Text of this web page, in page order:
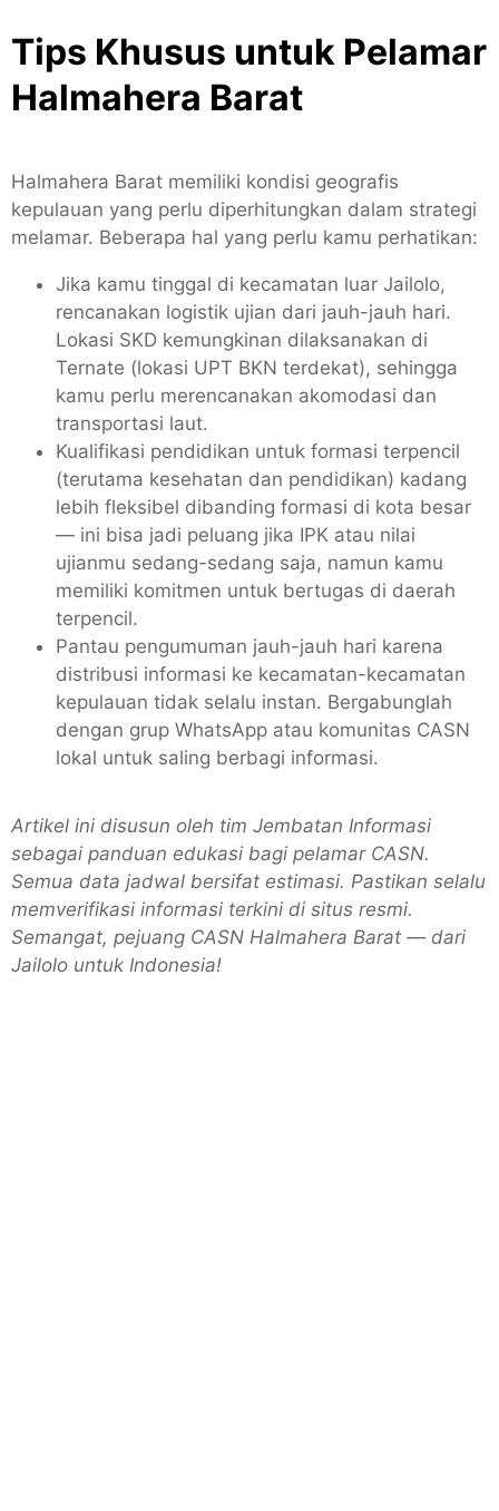
Tips Khusus untuk Pelamar
Halmahera Barat
Halmahera Barat memiliki kondisi geografis
kepulauan yang perlu diperhitungkan dalam strategi
melamar. Beberapa hal yang perlu kamu perhatikan:
Jika kamu tinggal di kecamatan luar Jailolo,
rencanakan logistik ujian dari jauh-jauh hari.
Lokasi SKD kemungkinan dilaksanakan di
Ternate (lokasi UPT BKN terdekat), sehingga
kamu perlu merencanakan akomodasi dan
transportasi laut.
Kualifikasi pendidikan untuk formasi terpencil
(terutama kesehatan dan pendidikan) kadang
lebih fleksibel dibanding formasi di kota besar
— ini bisa jadi peluang jika IPK atau nilai
ujianmu sedang-sedang saja, namun kamu
memiliki komitmen untuk bertugas di daerah
terpencil.
Pantau pengumuman jauh-jauh hari karena
distribusi informasi ke kecamatan-kecamatan
kepulauan tidak selalu instan. Bergabunglah
dengan grup WhatsApp atau komunitas CASN
lokal untuk saling berbagi informasi.
Artikel ini disusun oleh tim Jembatan Informasi
sebagai panduan edukasi bagi pelamar CASN.
Semua data jadwal bersifat estimasi. Pastikan selalu
memverifikasi informasi terkini di situs resmi.
Semangat, pejuang CASN Halmahera Barat — dari
Jailolo untuk Indonesia!